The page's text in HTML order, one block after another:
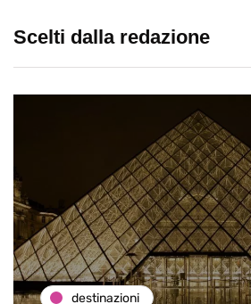
Scelti dalla redazione
destinazioni